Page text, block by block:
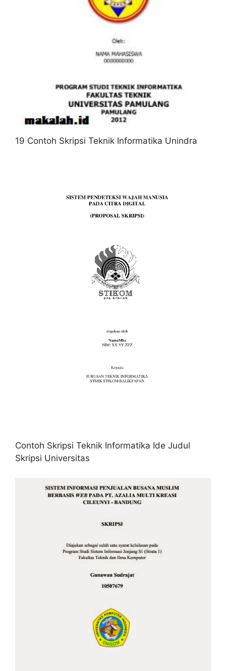
19 Contoh Skripsi Teknik Informatika Unindra
Contoh Skripsi Teknik Informatika Ide Judul
Skripsi Universitas